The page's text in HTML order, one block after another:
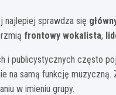
najlepiej sprawdza się
frontowy wokalista,
i publicystycznych często
na samą funkcję muzyczną.
w imieniu grupy.